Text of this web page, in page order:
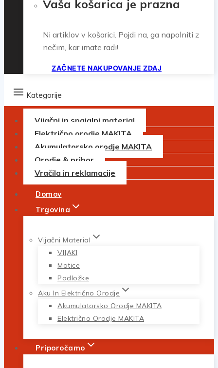
Vaša košarica je prazna
Ni artiklov v košarici. Pojdi na, ga napolniti z
nečim, kar imate radi!
ZAČNETE NAKUPOVANJE ZDAJ
Kategorije
Vijačni in spajalni material
Električno orodje MAKITA
Akumulatorsko orodje MAKITA
Orodje & pribor
Vračila in reklamacije
Domov
Trgovina
Vijačni Material
VIJAKI
Matice
Podložke
Aku In Električno Orodje
Akumulatorsko Orodje MAKITA
Električno Orodje MAKITA
Priporočamo